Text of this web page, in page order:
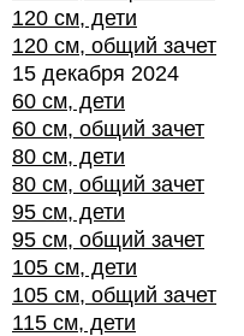
120 см, дети
120 см, общий зачет
15 декабря 2024
60 см, дети
60 см, общий зачет
80 см, дети
80 см, общий зачет
95 см, дети
95 см, общий зачет
105 см, дети
105 см, общий зачет
115 см, дети